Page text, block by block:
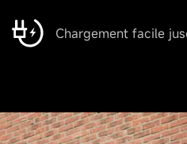
Chargement facile